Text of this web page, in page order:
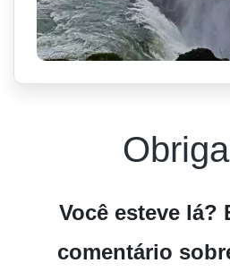
Você esteve lá?
comentário